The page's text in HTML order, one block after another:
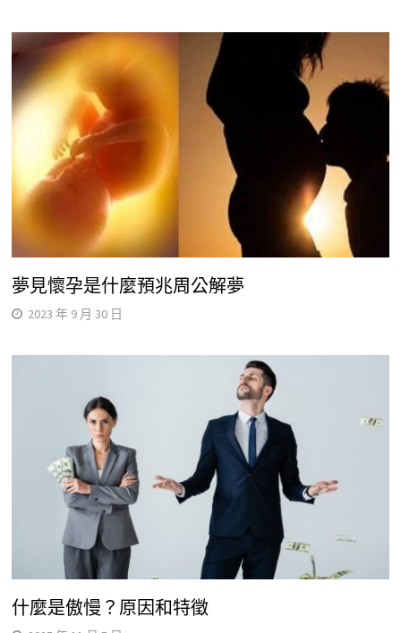
夢見懷孕是什麼預兆周公解夢
2023 年 9 月 30 日
什麼是傲慢？原因和特徵